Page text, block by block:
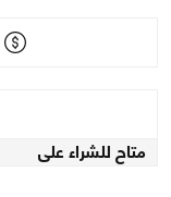
متاح للشراء على